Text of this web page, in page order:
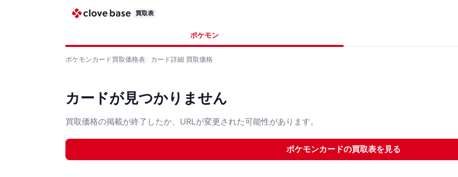
買取表
ポケモン
ポケモンカード買取価格表 カード詳細 買取価格
カードが見つかりません
買取価格の掲載が終了したか、URLが変更された可能性があります。
ポケモンカードの買取表を見る